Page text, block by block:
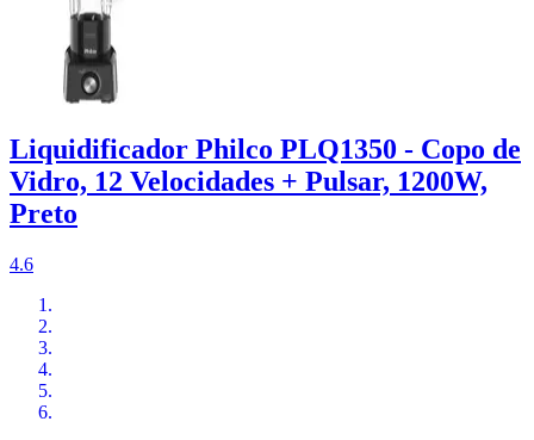
Liquidificador Philco PLQ1350 - Copo de
Vidro, 12 Velocidades + Pulsar, 1200W,
Preto
4.6